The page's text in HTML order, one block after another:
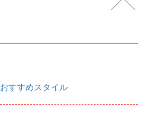
おすすめスタイル